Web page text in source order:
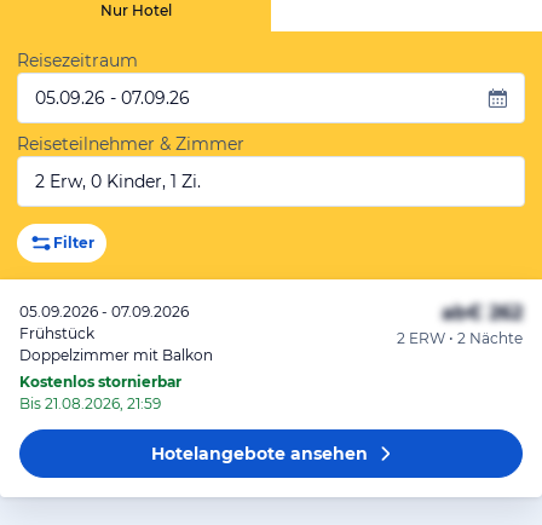
Nur Hotel
Reisezeitraum
05.09.26 - 07.09.26
Reiseteilnehmer & Zimmer
2 Erw, 0 Kinder, 1 Zi.
Filter
05.09.2026 - 07.09.2026
Frühstück
Doppelzimmer mit Balkon
Kostenlos stornierbar
Bis 21.08.2026, 21:59
ab€ 262
2 ERW • 2 Nächte
Hotelangeboteansehen